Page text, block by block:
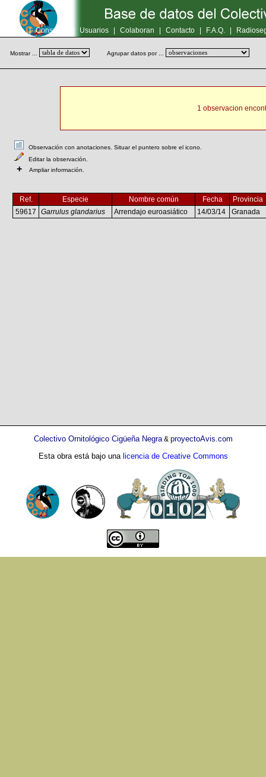
Inicio | Consultas Usuarios Colaboran Contacto F.A.Q.
Mostrar ... Agrupar datos por ...
1 observacion
Observación con anotaciones. Situar el puntero sobre el icono.
Editar la observación.
+ Ampliar información.
Ref. Especie Nombre común Fecha
Provincia
59617
Garrulus glandarius Arrendajo euroasiático 14/03/14 Granada
Colectivo Ornitológico Cigüeña Negra& proyectoAvis.com
Esta obra está bajo una licencia de Creative Commons